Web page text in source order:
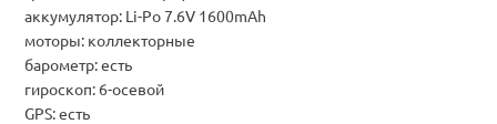
аккумулятор: Li-Po 7.6V 1600mAh
моторы: коллекторные
барометр: есть
гироскоп: 6-осевой
GPS: есть